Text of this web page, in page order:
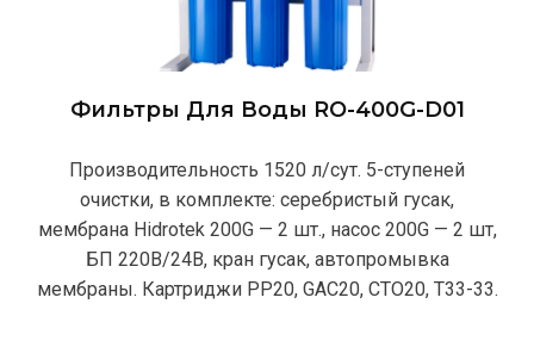
Фильтры Для Воды RO-400G-D01
Производительность 1520 л/сут. 5-ступеней
очистки, в комплекте: серебристый гусак,
мембрана Hidrotek 200G — 2 шт., насос 200G — 2 шт,
БП 220В/24В, кран гусак, автопромывка
мембраны. Картриджи РР20, GAC20, CTO20, T33-33.